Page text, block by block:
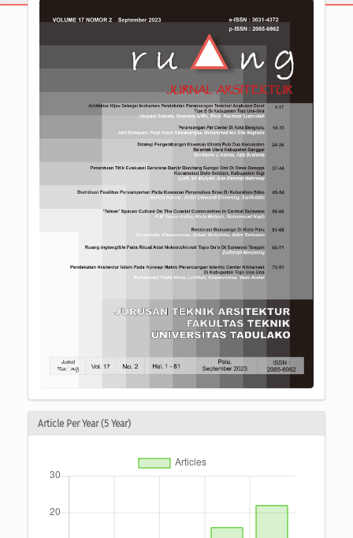
Article Per Year (5 Year)